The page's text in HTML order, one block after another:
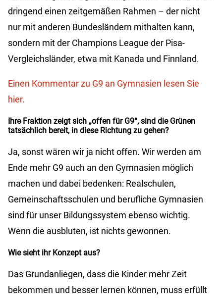
dringend einen zeitgemäßen Rahmen – der nicht
nur mit anderen Bundesländern mithalten kann,
sondern mit der Champions League der Pisa-
Vergleichsländer, etwa mit Kanada und Finnland.
Einen Kommentar zu G9 an Gymnasien lesen Sie
hier.
Ihre Fraktion zeigt sich „offen für G9“, sind die Grünen
tatsächlich bereit, in diese Richtung zu gehen?
Ja, sonst wären wir ja nicht offen. Wir werden am
Ende mehr G9 auch an den Gymnasien möglich
machen und dabei bedenken: Realschulen,
Gemeinschaftsschulen und berufliche Gymnasien
sind für unser Bildungssystem ebenso wichtig.
Wenn die ausbluten, ist nichts gewonnen.
Wie sieht ihr Konzept aus?
Das Grundanliegen, dass die Kinder mehr Zeit
bekommen und besser lernen können, muss erfüllt